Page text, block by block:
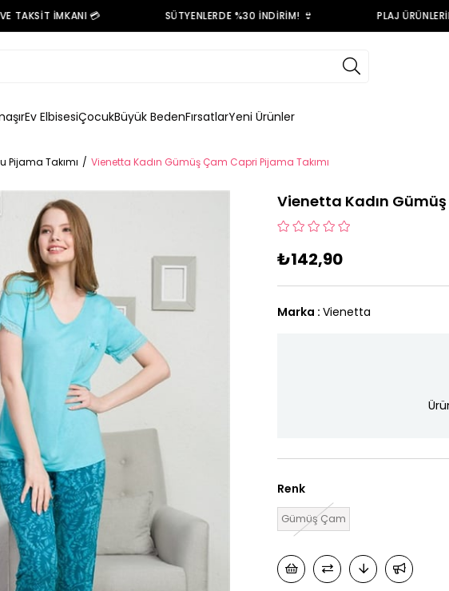
İMKANI 💳 SÜTYENLERDE %30 İNDİRİM! 👙 PLAJ
Ev ElbisesiÇocukBüyük BedenFırsatlarYeni Ürünler
Pijama Takımı Vienetta Kadın Gümüş Çam Capri Pijama Takımı
Vienetta Kadın
₺142,90
Marka : Vienetta
Renk
Gümüş Çam